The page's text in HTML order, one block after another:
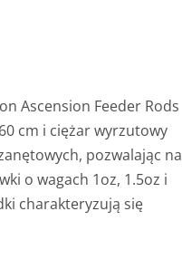
Ascension Feeder Rods
cm i ciężar wyrzutowy
pozwalając na
o wagach 1oz, 1.5oz i
charakteryzują się